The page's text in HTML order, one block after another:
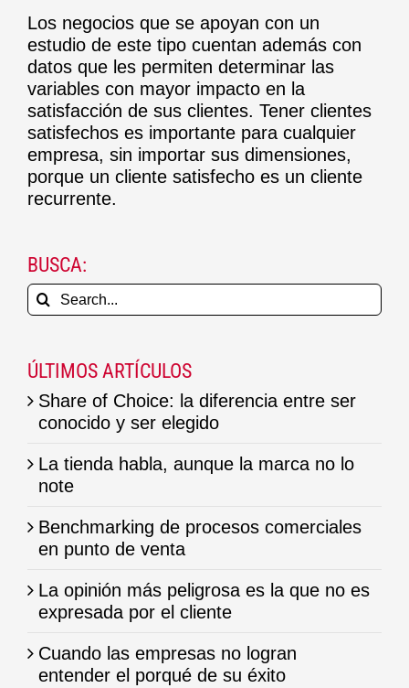
Los negocios que se apoyan con un
estudio de este tipo cuentan además con
datos que les permiten determinar las
variables con mayor impacto en la
satisfacción de sus clientes. Tener clientes
satisfechos es importante para cualquier
empresa, sin importar sus dimensiones,
porque un cliente satisfecho es un cliente
recurrente.
BUSCA:
Search
for:
ÚLTIMOS ARTÍCULOS
Share of Choice: la diferencia entre ser
conocido y ser elegido
La tienda habla, aunque la marca no lo
note
Benchmarking de procesos comerciales
en punto de venta
La opinión más peligrosa es la que no es
expresada por el cliente
Cuando las empresas no logran
entender el porqué de su éxito